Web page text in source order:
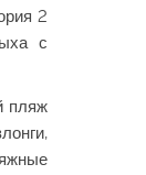
2
с
пляж